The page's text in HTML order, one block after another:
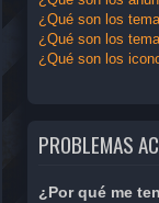
¿Qué son los
¿Qué son los
¿Qué son los
PROBLEMAS
¿Por qué me